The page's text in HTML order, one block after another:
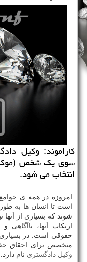
كاراموند: وكیل
سوی یك شخص (موكل)
انتخاب می شود.
امروزه در همه ی
است تا انسان ها به
شوند که بسیاری از آنها
ارتکاب آنها،
حقوقی است. در بسیاری
متخصص برای احقاق
وکیل دادگستری نام دارد.